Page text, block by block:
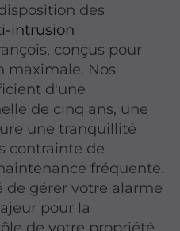
des
intrusion
conçus pour
maximale. Nos
d'une
de cinq ans, une
une tranquillité
contrainte de
fréquente.
de gérer votre alarme
pour la